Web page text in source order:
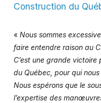
Construction du
« Nous sommes
faire entendre raison au
C’est une grande
du Québec, pour qui
Nous espérons que le
l’expertise des